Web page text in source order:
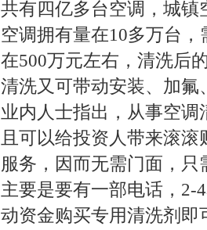
共有四亿多台空调，城镇
空调拥有量在10多万台
在500万元左右，清洗后
清洗又可带动安装、加氟
业内人士指出，从事空
且可以给投资人带来滚
服务，因而无需门面，
主要是要有一部电话，2-
动资金购买专用清洗剂即